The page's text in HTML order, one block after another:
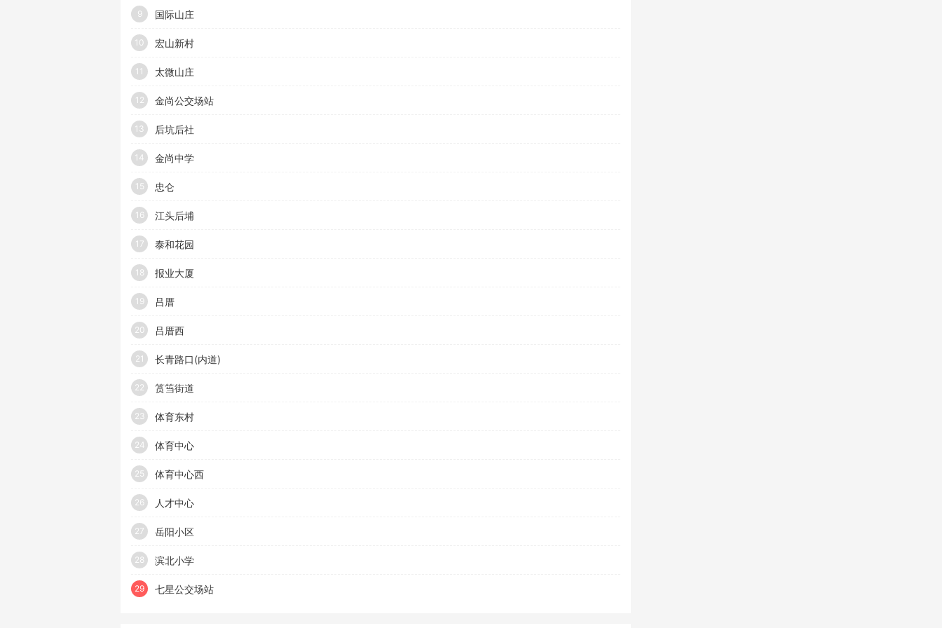
9 国际山庄
10 宏山新村
11 太微山庄
12 金尚公交场站
13 后坑后社
14 金尚中学
15 忠仑
16 江头后埔
17 泰和花园
18 报业大厦
19 吕厝
20 吕厝西
21 长青路口(内道)
22 筼筜街道
23 体育东村
24 体育中心
25 体育中心西
26 人才中心
27 岳阳小区
28 滨北小学
29 七星公交场站